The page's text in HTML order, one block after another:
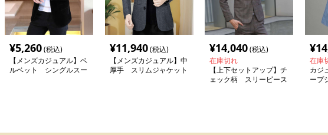
¥5,260(税込)
【メンズカジュアル】ベ
ルベット シングルスー
¥11,940(税込)
【メンズカジュアル】中
厚手 スリムジャケット
¥14,040(税込)
在庫切れ
【上下セットアップ】チ
ェック柄 スリーピース
¥
在庫
カジ
ープ